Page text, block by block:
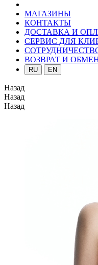
МАГАЗИНЫ
КОНТАКТЫ
ДОСТАВКА И
СЕРВИС ДЛЯ
ВОЗВРАТ И
RU EN
Назад
Назад
Назад